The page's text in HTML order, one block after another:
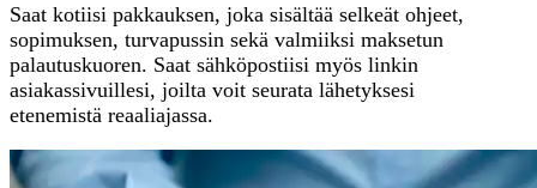
Saat kotiisi pakkauksen, joka sisältää selkeät ohjeet,
sopimuksen, turvapussin sekä valmiiksi maksetun
palautuskuoren. Saat sähköpostiisi myös linkin
asiakassivuillesi, joilta voit seurata lähetyksesi
etenemistä reaaliajassa.